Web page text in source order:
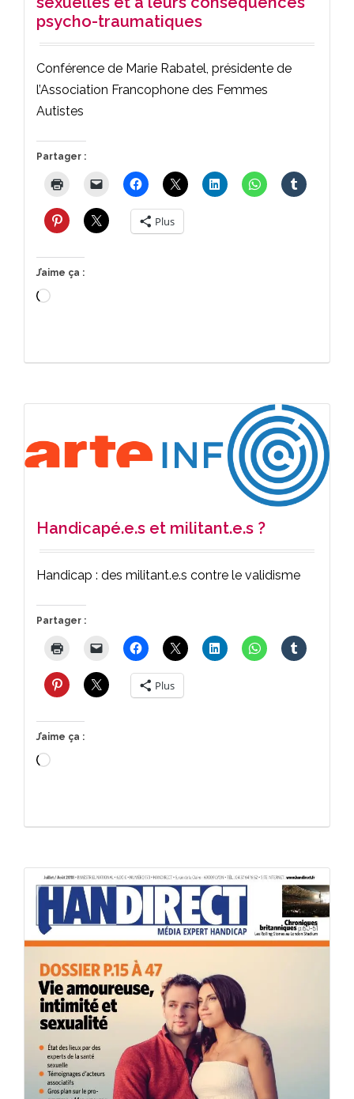
psycho-traumatiques
Conférence de Marie Rabatel, présidente de
l’Association Francophone des Femmes
Autistes
Partager :
Plus
J’aime ça :
Chargement…
Handicapé.e.s et militant.e.s ?
Handicap : des militant.e.s contre le validisme
Partager :
Plus
J’aime ça :
Chargement…